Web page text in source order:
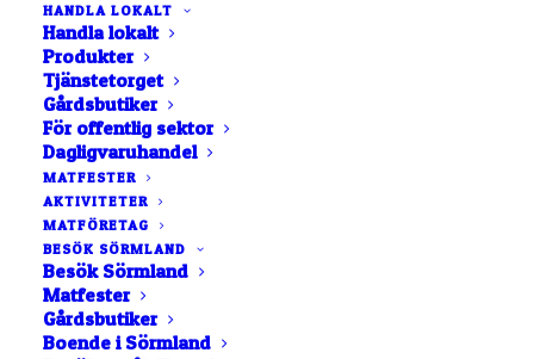
HANDLA LOKALT
Handla lokalt
Produkter
Tjänstetorget
Gårdsbutiker
För offentlig sektor
Dagligvaruhandel
MATFESTER
AKTIVITETER
MATFÖRETAG
BESÖK SÖRMLAND
Besök Sörmland
Matfester
Gårdsbutiker
Boende i Sörmland
Vinnarna i Stolta
Måltiden 2022 i